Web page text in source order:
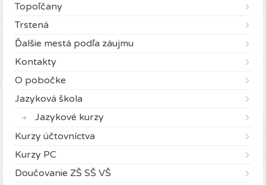
Topoľčany
Trstená
Ďalšie mestá podľa záujmu
Kontakty
O pobočke
Jazyková škola
Jazykové kurzy
Kurzy účtovníctva
Kurzy PC
Doučovanie ZŠ SŠ VŠ